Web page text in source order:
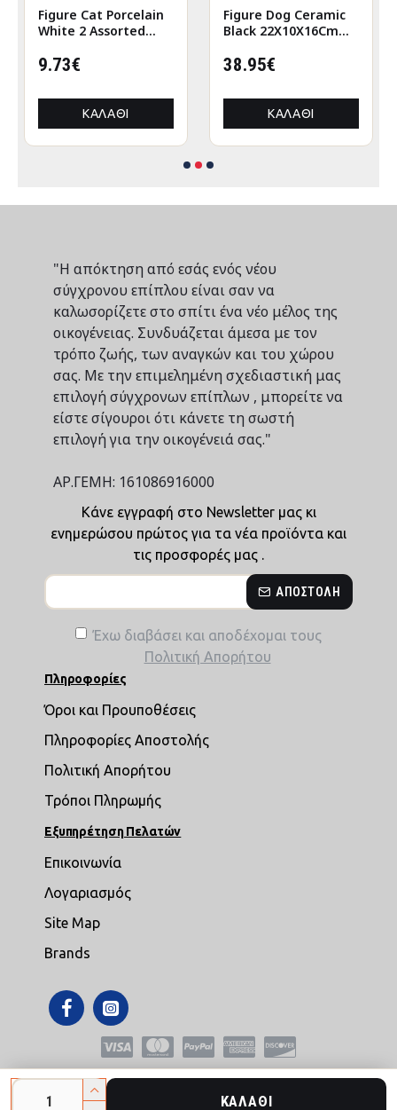
ΚΑΛΆΘΙ
Figure Cat Porcelain
White 2 Assorted
9.73€
ΚΑΛΆΘΙ
Figure Dog Ceramic
Black 22X10X16Cm
38.95€
ΚΑΛΆΘΙ
"Η απόκτηση από εσάς ενός νέου
σύγχρονου επίπλου είναι σαν να
καλωσορίζετε στο σπίτι ένα νέο μέλος της
οικογένειας. Συνδυάζεται άμεσα με τον
τρόπο ζωής, των αναγκών και του χώρου
σας. Με την επιμελημένη σχεδιαστική μας
επιλογή σύγχρονων επίπλων , μπορείτε να
είστε σίγουροι ότι κάνετε τη σωστή
επιλογή για την οικογένειά σας."
ΑΡ.ΓΕΜΗ: 161086916000
Κάνε εγγραφή στο Newsletter μας κι
ενημερώσου πρώτος για τα νέα προϊόντα και
τις προσφορές μας .
ΑΠΟΣΤΟΛΉ
Έχω διαβάσει και αποδέχομαι τους
Πολιτική Απορήτου
Πληροφορίες
Όροι και Προυποθέσεις
Πληροφορίες Αποστολής
Πολιτική Απορήτου
Τρόποι Πληρωμής
Εξυπηρέτηση Πελατών
Επικοινωνία
Λογαριασμός
Site Map
Brands
Copyright © 2021,mikroepipla.gr , All Rights Reserved